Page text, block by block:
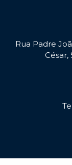
Rua Padre
César,